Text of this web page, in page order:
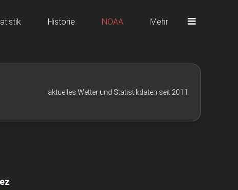
Historie NOAA Mehr
aktuelles Wetter und Statistikdaten seit 2011